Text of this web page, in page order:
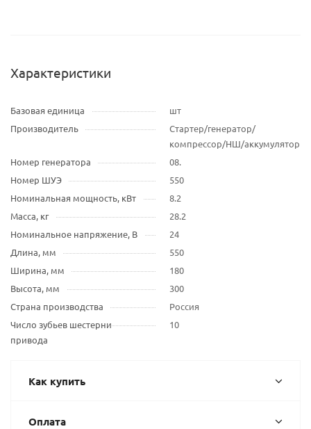
Характеристики
Базовая единица
шт
Производитель
Стартер/генератор/
компрессор/НШ/аккумулятор
Номер генератора
08.
Номер ШУЭ
550
Номинальная мощность, кВт
8.2
Масса, кг
28.2
Номинальное напряжение, В
24
Длина, мм
550
Ширина, мм
180
Высота, мм
300
Страна производства
Россия
Число зубьев шестерни
привода
10
Как купить
Оплата